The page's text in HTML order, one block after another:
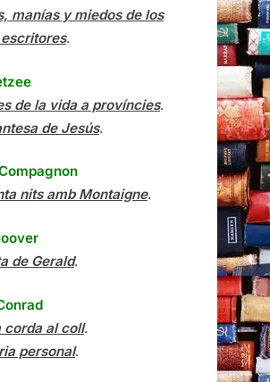
manías y miedos de los
.
de la vida a províncies.
de Jesús.
nits amb Montaigne.
de Gerald.
corda al coll.
personal.